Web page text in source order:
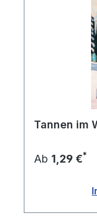
Tannen im
Ab 1,29 €*